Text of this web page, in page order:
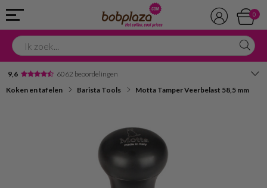
0
9,6 6062 beoordelingen
Koken en tafelen Barista Tools Motta Tamper Veerbelast 58,5 mm